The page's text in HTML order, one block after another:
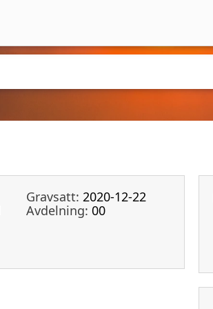
Gravsatt: 2020-12-22
Avdelning: 00